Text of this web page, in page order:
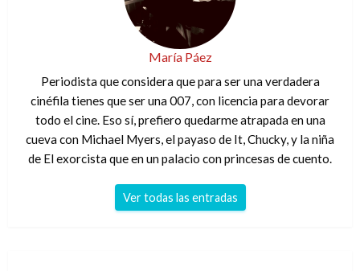
María Páez
Periodista que considera que para ser una verdadera
cinéfila tienes que ser una 007, con licencia para devorar
todo el cine. Eso sí, prefiero quedarme atrapada en una
cueva con Michael Myers, el payaso de It, Chucky, y la niña
de El exorcista que en un palacio con princesas de cuento.
Ver todas las entradas